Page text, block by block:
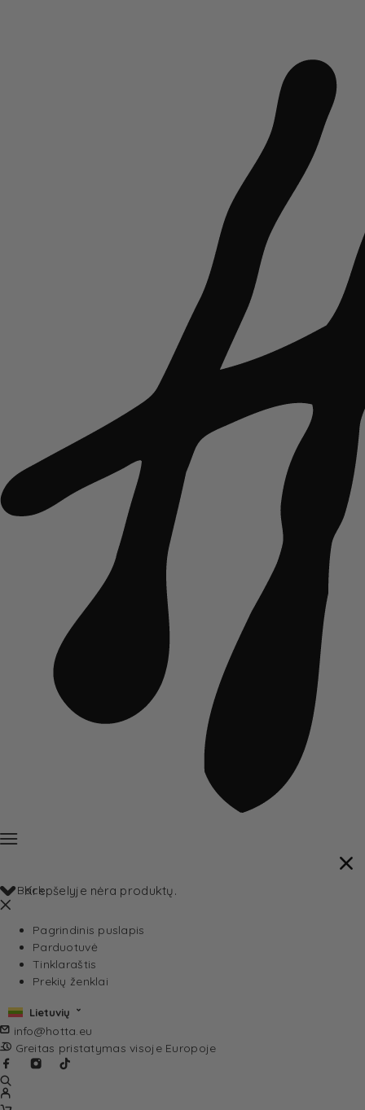
Krepšelyje nėra produktų.
Back
Pagrindinis puslapis
Parduotuvė
Tinklaraštis
Prekių ženklai
Lietuvių
info@hotta.eu
Greitas pristatymas visoje Europoje